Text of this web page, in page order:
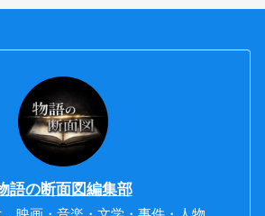
語の断面図編集部